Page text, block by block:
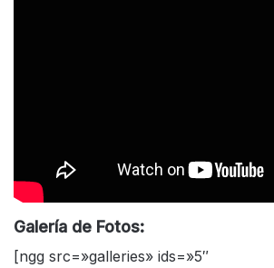
Galería de Fotos:
[ngg src=»galleries» ids=»5″